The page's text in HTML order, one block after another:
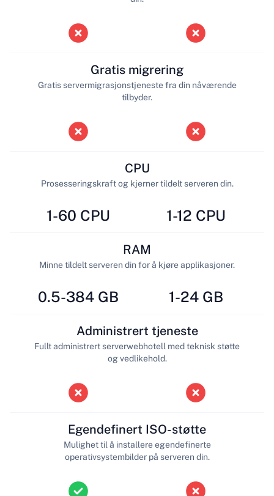
Gratis migrering
Gratis servermigrasjonstjeneste fra din nåværende
tilbyder.
1-60 CPU
CPU
Prosesseringskraft og kjerner tildelt serveren din.
1-12 CPU
0.5-384 GB
RAM
Minne tildelt serveren din for å kjøre applikasjoner.
1-24 GB
Administrert tjeneste
Fullt administrert serverwebhotell med teknisk støtte
og vedlikehold.
Egendefinert ISO-støtte
Mulighet til å installere egendefinerte
operativsystembilder på serveren din.